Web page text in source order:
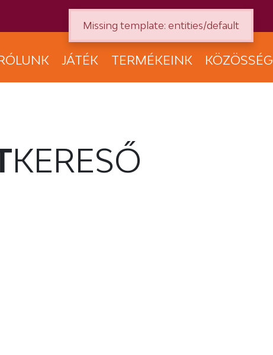
JÁTÉK TERMÉKEINK KÖZÖSSÉG
KERESŐ
Missing template: entities/default